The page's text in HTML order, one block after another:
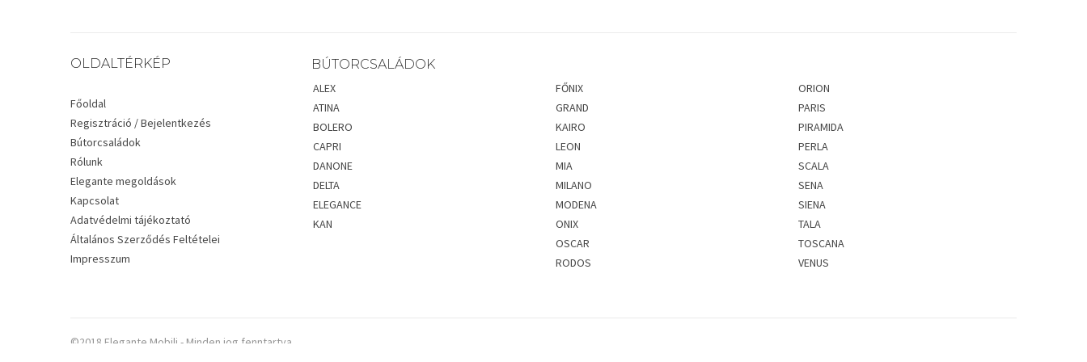
BÚTORCSALÁDOK
OLDALTÉRKÉP
Főoldal
Regisztráció / Bejelentkezés
Bútorcsaládok
Rólunk
Elegante megoldások
Kapcsolat
Adatvédelmi tájékoztató
Általános Szerződés Feltételei
Impresszum
ALEX
ATINA
BOLERO
CAPRI
DANONE
DELTA
ELEGANCE
KAN
FŐNIX
GRAND
KAIRO
LEON
MIA
MILANO
MODENA
ONIX
OSCAR
RODOS
ORION
PARIS
PIRAMIDA
PERLA
SCALA
SENA
SIENA
TALA
TOSCANA
VENUS
©2018 Elegante Mobili - Minden jog fenntartva.